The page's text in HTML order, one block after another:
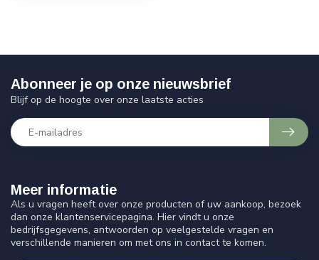
Meer informatie
Als u vragen heeft over onze producten of uw aankoop, bezoek
dan onze klantenservicepagina. Hier vindt u onze
bedrijfsgegevens, antwoorden op veelgestelde vragen en
verschillende manieren om met ons in contact te komen.
Abonneer je op onze nieuwsbrief
Blijf op de hoogte over onze laatste acties